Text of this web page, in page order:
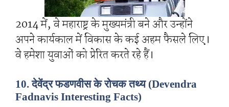
2014 में, वे महाराष्ट्र के मुख्यमंत्री बने और उन्होंने
अपने कार्यकाल में विकास के कई अहम फैसले लिए।
वे हमेशा युवाओं को प्रेरित करते रहे हैं।
10. देवेंद्र फडणवीस के रोचक तथ्य (Devendra
Fadnavis Interesting Facts)